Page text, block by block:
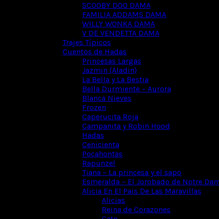
SCOOBY DOO DAMA
FAMILIA ADDAMS DAMA
WILLY WONKA DAMA
V DE VENDETTA DAMA
Trajes Típicos
Cuentos de Hadas
Princesas Largas
Jazmin (Aladin)
La Bella y La Bestia
Bella Durmiente – Aurora
Blanca Nieves
Frozen
Caperucita Roja
Campanita y Robin Hood
Hadas
Cenicienta
Pocahontas
Rapunzel
Tiana – La princesa y el sapo
Esmeralda – El Jorobado de Notre
Alicia En El Pais De Las Maravillas
Alicias
Reina de Corazones